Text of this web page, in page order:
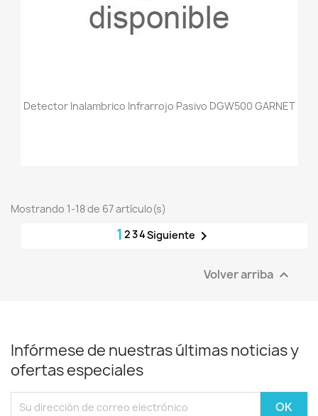
Detector Inalambrico Infrarrojo Pasivo DGW500 GARNET
Mostrando 1-18 de 67 artículo(s)
1 234Siguiente 
Volver arriba 
Infórmese de nuestras últimas noticias y
ofertas especiales